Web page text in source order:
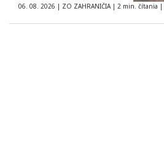
06. 08. 2026 | ZO ZAHRANIČIA | 2 min. čítania |